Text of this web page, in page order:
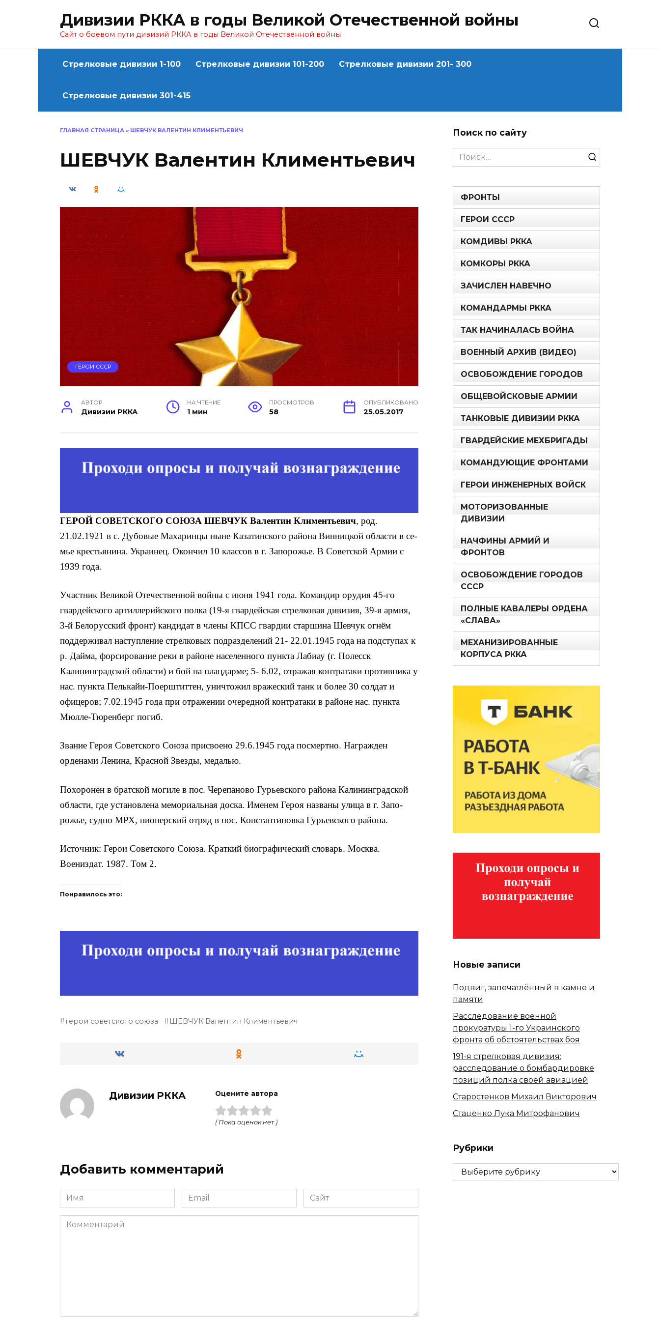
Дивизии РККА в годы Великой Отечественной войны
Сайт о боевом пути дивизий РККА в годы Великой Отечественной войны
Стрелковые дивизии 1-100 Стрелковые дивизии 101-200 Стрелковые дивизии 201- 300
Стрелковые дивизии 301-415
ГЛАВНАЯ СТРАНИЦА » ШЕВЧУК ВАЛЕНТИН КЛИМЕНТЬЕВИЧ
ШЕВЧУК Валентин Климентьевич
ГЕРОИ СССР
АВТОР
Дивизии РККА
НА ЧТЕНИЕ
1 мин
ПРОСМОТРОВ
58
ОПУБЛИКОВАНО
25.05.2017
ГЕРОЙ СОВЕТСКОГО СОЮЗА ШЕВЧУК Валентин Климентьевич, род.
21.02.1921 в с. Дубовые Махаринцы ныне Казатинского района Винницкой области в се­
мье крестьянина. Украинец. Окончил 10 классов в г. Запорожье. В Советской Армии с
1939 года.
Участник Великой Отечественной войны с июня 1941 года. Командир орудия 45-го
гвардейского артиллерийского полка (19-я гвардейская стрелковая дивизия, 39-я армия,
3-й Бело­русский фронт) кандидат в члены КПСС гвардии старшина Шевчук огнём
поддерживал наступ­ление стрелковых подразделений 21- 22.01.1945 года на подступах к
р. Дайма, форсиро­вание реки в районе населенного пункта Лабиау (г. Полесск
Калининградской области) и бой на плацдарме; 5- 6.02, отражая контрата­ки противника у
нас. пункта Пелькайи-Поерштиттен, уничтожил вражеский танк и более 30 солдат и
офицеров; 7.02.1945 года при отражении очередной контратаки в районе нас. пункта
Мюлле-Тюренберг погиб.
Звание Героя Советского Союза присвоено 29.6.1945 года посмертно. Награжден
орденами Ленина, Крас­ной Звезды, медалью.
Похоронен в братской могиле в пос. Черепаново Гурьевского района Калининградской
области, где установлена мемориальная доска. Именем Героя названы улица в г. Запо­
рожье, судно МРХ, пионерский отряд в пос. Константиновка Гурьевского района.
Источник: Герои Советского Союза. Краткий биографический словарь. Москва.
Воениздат. 1987. Том 2.
Понравилось это:
герои советского союза ШЕВЧУК Валентин Климентьевич
Дивизии РККА Оцените автора
( Пока оценок нет )
Добавить комментарий
Имя Email Сайт
Комментарий
Поиск по сайту
Search
for:
ФРОНТЫ
ГЕРОИ СССР
КОМДИВЫ РККА
КОМКОРЫ РККА
ЗАЧИСЛЕН НАВЕЧНО
КОМАНДАРМЫ РККА
ТАК НАЧИНАЛАСЬ ВОЙНА
ВОЕННЫЙ АРХИВ (ВИДЕО)
ОСВОБОЖДЕНИЕ ГОРОДОВ
ОБЩЕВОЙСКОВЫЕ АРМИИ
ТАНКОВЫЕ ДИВИЗИИ РККА
ГВАРДЕЙСКИЕ МЕХБРИГАДЫ
КОМАНДУЮЩИЕ ФРОНТАМИ
ГЕРОИ ИНЖЕНЕРНЫХ ВОЙСК
МОТОРИЗОВАННЫЕ
ДИВИЗИИ
НАЧФИНЫ АРМИЙ И
ФРОНТОВ
ОСВОБОЖДЕНИЕ ГОРОДОВ
СССР
ПОЛНЫЕ КАВАЛЕРЫ ОРДЕНА
«СЛАВА»
МЕХАНИЗИРОВАННЫЕ
КОРПУСА РККА
Новые записи
Подвиг, запечатлённый в камне и
памяти
Расследование военной
прокуратуры 1-го Украинского
фронта об обстоятельствах боя
191-я стрелковая дивизия:
расследование о бомбардировке
позиций полка своей авиацией
Старостенков Михаил Викторович
Стаценко Лука Митрофанович
Рубрики
Рубрики